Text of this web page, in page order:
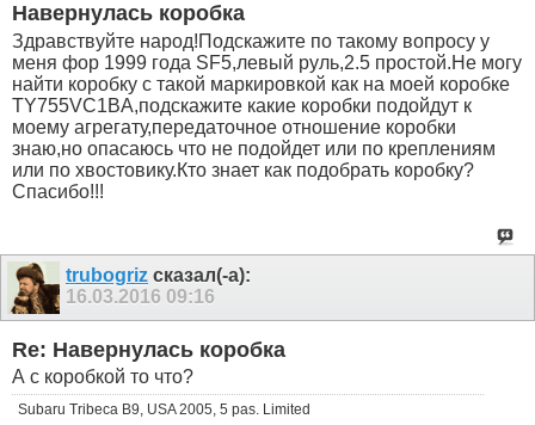
Навернулась коробка
Здравствуйте народ!Подскажите по такому вопросу у
меня фор 1999 года SF5,левый руль,2.5 простой.Не могу
найти коробку с такой маркировкой как на моей коробке
TY755VC1BA,подскажите какие коробки подойдут к
моему агрегату,передаточное отношение коробки
знаю,но опасаюсь что не подойдет или по креплениям
или по хвостовику.Кто знает как подобрать коробку?
Спасибо!!!
trubogriz сказал(-а):
16.03.2016 09:16
Re: Навернулась коробка
А с коробкой то что?
Subaru Tribeca B9, USA 2005, 5 pas. Limited